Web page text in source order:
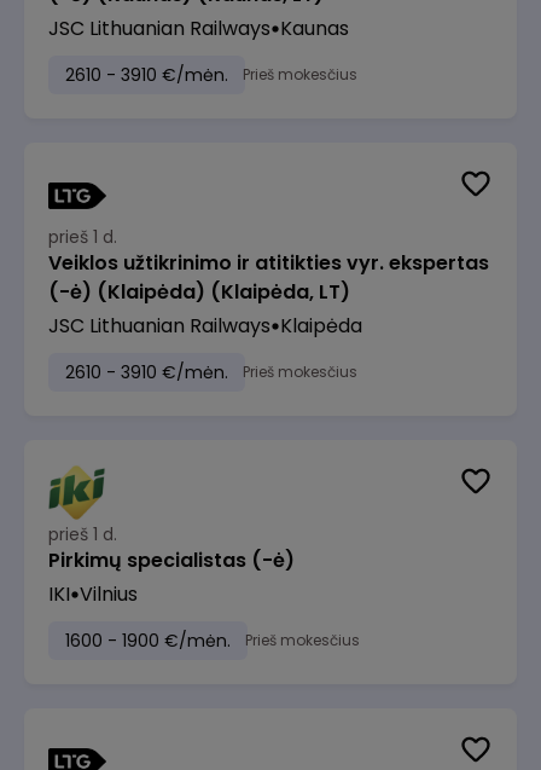
JSC Lithuanian Railways Kaunas
2610 - 3910 €/mėn. Prieš mokesčius
prieš 1 d.
Veiklos užtikrinimo ir atitikties vyr. ekspertas
(-ė) (Klaipėda) (Klaipėda, LT)
JSC Lithuanian Railways Klaipėda
2610 - 3910 €/mėn. Prieš mokesčius
prieš 1 d.
Pirkimų specialistas (-ė)
IKI Vilnius
1600 - 1900 €/mėn. Prieš mokesčius